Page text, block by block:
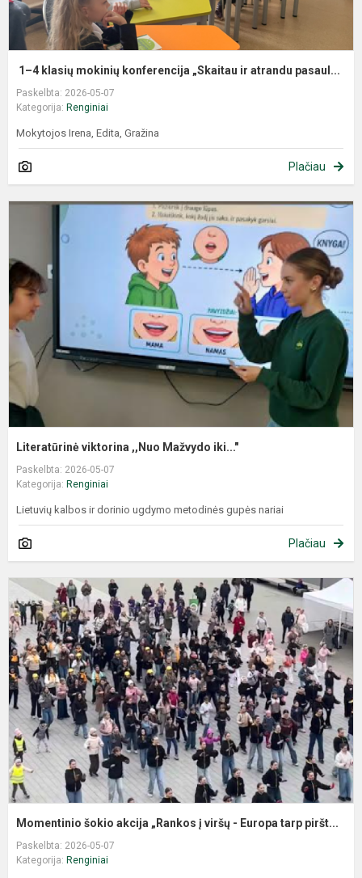
1–4 klasių mokinių konferencija „Skaitau ir atrandu pasaul...
Paskelbta: 2026-05-07
Kategorija: Renginiai
Mokytojos Irena, Edita, Gražina
Plačiau
Literatūrinė viktorina ,,Nuo Mažvydo iki..."
Paskelbta: 2026-05-07
Kategorija: Renginiai
Lietuvių kalbos ir dorinio ugdymo metodinės gupės nariai
Plačiau
Momentinio šokio akcija „Rankos į viršų - Europa tarp piršt...
Paskelbta: 2026-05-07
Kategorija: Renginiai